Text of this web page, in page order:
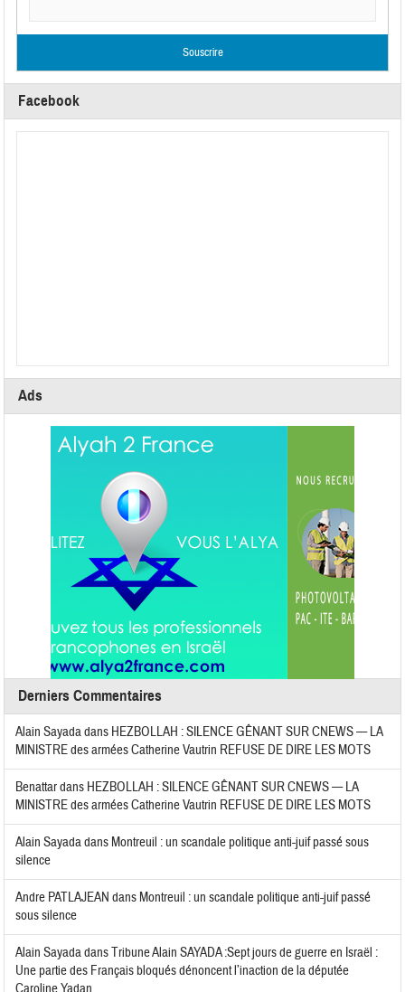
Facebook
Ads
Derniers Commentaires
Alain Sayadadans HEZBOLLAH : SILENCE GÊNANT SUR CNEWS — LA
MINISTRE des armées Catherine Vautrin REFUSE DE DIRE LES MOTS
Benattardans HEZBOLLAH : SILENCE GÊNANT SUR CNEWS — LA
MINISTRE des armées Catherine Vautrin REFUSE DE DIRE LES MOTS
Alain Sayadadans Montreuil : un scandale politique anti-juif passé sous
silence
Andre PATLAJEAN dans Montreuil : un scandale politique anti-juif passé
sous silence
Alain SayadadansTribune Alain SAYADA :Sept jours de guerre en Israël :
Une partie des Français bloqués dénoncent l’inaction de la députée